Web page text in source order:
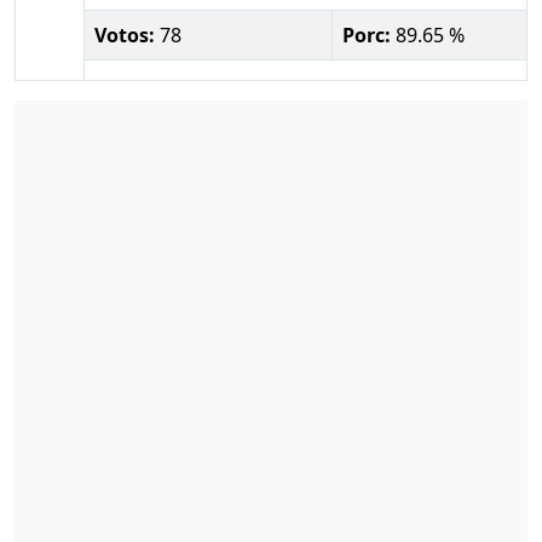
Votos: 78 Porc: 89.65 %